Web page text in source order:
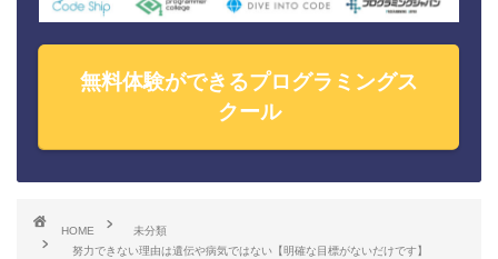
無料体験ができるプログラミングス
クール
HOME
未分類
努力できない理由は遺伝や病気ではない【明確な目標がないだけです】